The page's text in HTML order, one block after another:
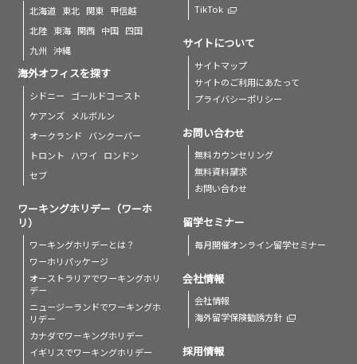
北海道 東北 関東 甲信越
北陸 東海 関西 中国 四国
九州 沖縄
海外オフィスを探す
シドニー
ゴールドコースト
ケアンズ
メルボルン
オークランド
バンクーバー
トロント
ハワイ
ロンドン
セブ
ワーキングホリデー（ワーホ
リ）
ワーキングホリデーとは？
ワーホリパッケージ
オーストラリアでワーキングホリ
デー
ニュージーランドでワーキングホ
リデー
カナダでワーキングホリデー
イギリスでワーキングホリデー
TikTok
サイトについて
サイトマップ
サイトのご利用にあたって
プライバシーポリシー
お問い合わせ
無料カウンセリング
無料資料請求
お問い合わせ
留学セミナー
毎月開催オンライン留学セミナー
会社情報
会社情報
海外留学保険勧誘方針
採用情報